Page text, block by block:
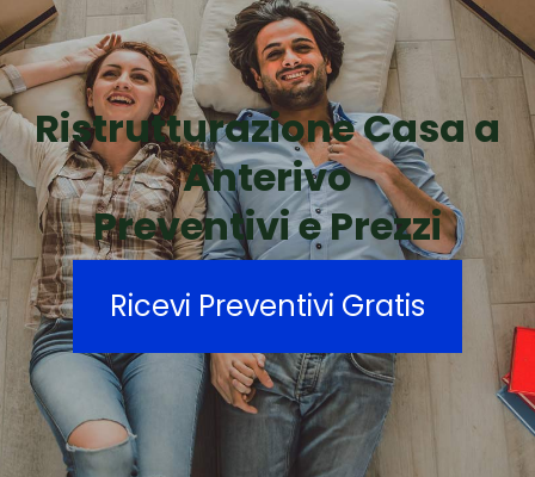
Ristrutturazione Casa a
Anterivo
Preventivi e Prezzi
Ricevi Preventivi Gratis